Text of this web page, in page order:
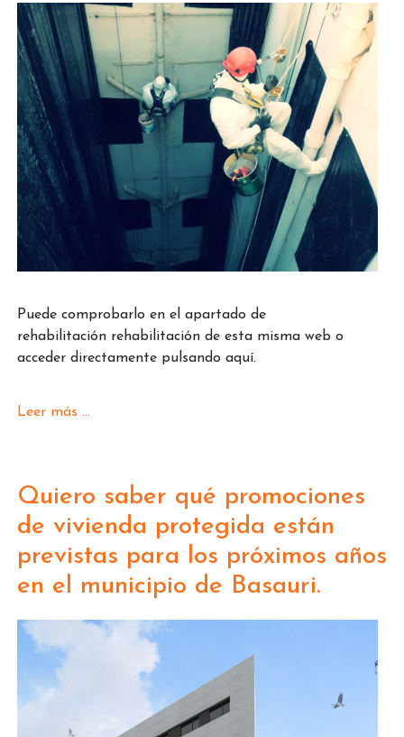
Puede comprobarlo en el apartado de
rehabilitación rehabilitación de esta misma web o
acceder directamente pulsando aquí.
Leer más ...
Quiero saber qué promociones
de vivienda protegida están
previstas para los próximos años
en el municipio de Basauri.